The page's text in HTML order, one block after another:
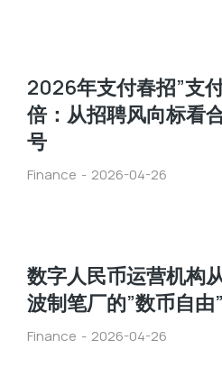
2026年支付春招”支
倍：从招聘风向标看
号
Finance 2026-04-26
数字人民币运营机构
波制笔厂的”数币自由
Finance 2026-04-26